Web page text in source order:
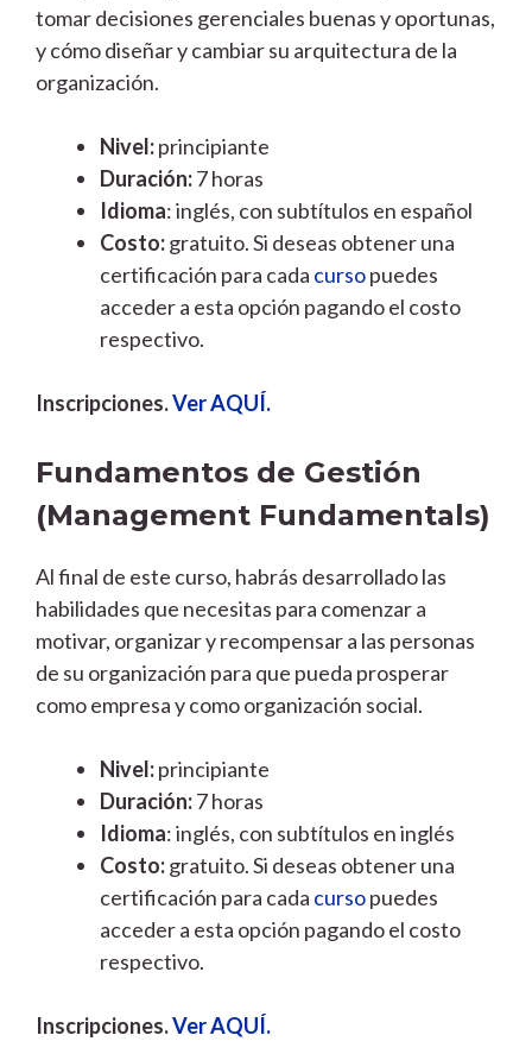
tomar decisiones gerenciales buenas y oportunas,
y cómo diseñar y cambiar su arquitectura de la
organización.
Nivel:principiante
Duración:7 horas
Idioma: inglés, con subtítulos en español
Costo:gratuito. Si deseas obtener una
certificación para cada cursopuedes
acceder a esta opción pagando el costo
respectivo.
Inscripciones.Ver AQUÍ.
Fundamentos de Gestión
(Management Fundamentals)
Al final de este curso, habrás desarrollado las
habilidades que necesitas para comenzar a
motivar, organizar y recompensar a las personas
de su organización para que pueda prosperar
como empresa y como organización social.
Nivel:principiante
Duración:7 horas
Idioma: inglés, con subtítulos en inglés
Costo:gratuito. Si deseas obtener una
certificación para cada cursopuedes
acceder a esta opción pagando el costo
respectivo.
Inscripciones.Ver AQUÍ.